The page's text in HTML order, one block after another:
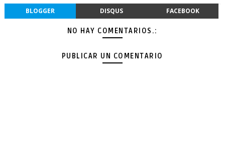
BLOGGER DISQUS FACEBOOK
NO HAY COMENTARIOS.:
PUBLICAR UN COMENTARIO